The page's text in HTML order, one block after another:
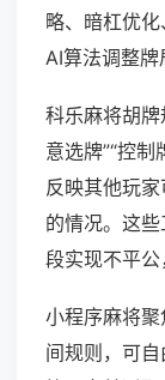
略、暗杠优
AI算法调整牌
科乐麻将胡
意选牌”“控制
反映其他玩家
的情况。这
段实现不平公
小程序麻将
间规则，可